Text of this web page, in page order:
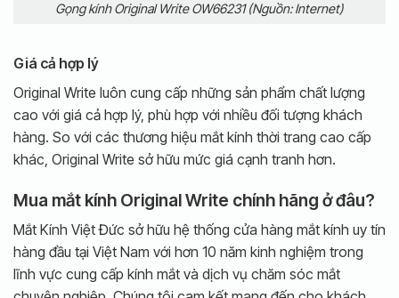
Gọng kính Original Write OW66231 (Nguồn: Internet)
Giá cả hợp lý
Original Write luôn cung cấp những sản phẩm chất lượng
cao với giá cả hợp lý, phù hợp với nhiều đối tượng khách
hàng. So với các thương hiệu mắt kính thời trang cao cấp
khác, Original Write sở hữu mức giá cạnh tranh hơn.
Mua mắt kính Original Write chính hãng ở đâu?
Mắt Kính Việt Đức sở hữu hệ thống cửa hàng mắt kính uy tín
hàng đầu tại Việt Nam với hơn 10 năm kinh nghiệm trong
lĩnh vực cung cấp kính mắt và dịch vụ chăm sóc mắt